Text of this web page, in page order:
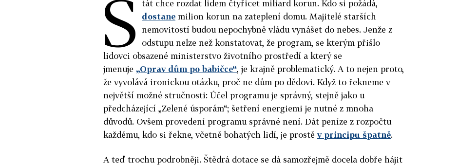
S
tát chce rozdat lidem čtyřicet miliard korun. Kdo si požádá,
dostane milion korun na zateplení domu. Majitelé starších
nemovitostí budou nepochybně vládu vynášet do nebes. Jenže z
odstupu nelze než konstatovat, že program, se kterým přišlo
lidovci obsazené ministerstvo životního prostředí a který se
jmenuje „Oprav dům po babičce“, je krajně problematický. A to nejen proto,
že vyvolává ironickou otázku, proč ne dům po dědovi. Když to řekneme v
největší možné stručnosti: Účel programu je správný, stejně jako u
předcházející „Zelené úsporám“; šetření energiemi je nutné z mnoha
důvodů. Ovšem provedení programu správné není. Dát peníze z rozpočtu
každému, kdo si řekne, včetně bohatých lidí, je prostěv principu špatně.
A teď trochu podrobněji. Štědrá dotace se dá samozřejmě docela dobře hájit